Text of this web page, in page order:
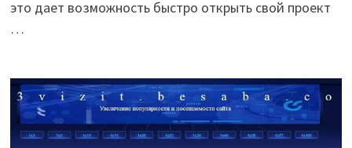
это дает возможность быстро открыть свой проект
…